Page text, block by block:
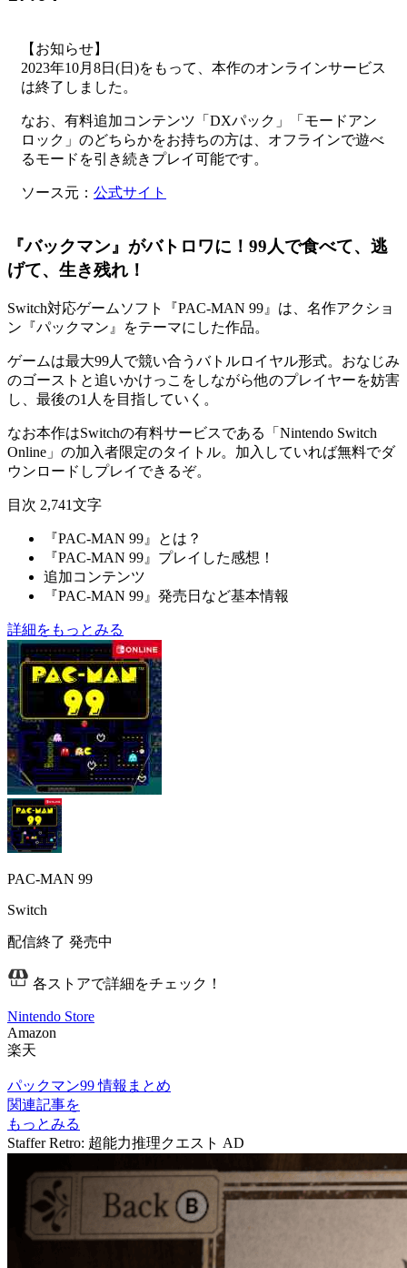
【お知らせ】
2023年10月8日(日)をもって、本作のオンラインサービス
は終了しました。
なお、有料追加コンテンツ「DXパック」「モードアン
ロック」のどちらかをお持ちの方は、オフラインで遊べ
るモードを引き続きプレイ可能です。
ソース元： 公式サイト
『バックマン』がバトロワに！99人で食べて、逃
げて、生き残れ！
Switch対応ゲームソフト『PAC-MAN 99 』は、名作アクショ
ン『パックマン』をテーマにした作品。
ゲームは最大99人で競い合う バトルロイヤル形式。おなじみ
のゴースト と追いかけっこをしながら他のプレイヤーを妨害
し、 最後の1人 を目指していく。
なお本作はSwitchの有料サービスである「 Nintendo Switch
Online」の加入者限定のタイトル。加入していれば無料でダ
ウンロードしプレイできるぞ。
目次 2,741文字
『PAC-MAN 99』とは？
『PAC-MAN 99』プレイした感想！
追加コンテンツ
『PAC-MAN 99』発売日など基本情報
詳細をもっとみる
PAC-MAN 99
Switch
配信終了 発売中
各ストアで詳細をチェック！
Nintendo Store
Amazon
楽天
パックマン99 情報まとめ
関連記事を
もっとみる
Staffer Retro: 超能力推理クエスト AD